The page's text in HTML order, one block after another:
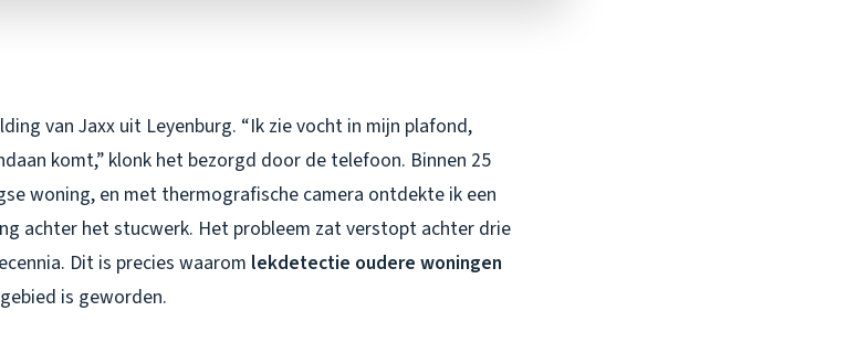
van Jaxx uit Leyenburg. “Ik zie vocht in mijn plafond,
komt,” klonk het bezorgd door de telefoon. Binnen 25
woning, en met thermografische camera ontdekte ik een
achter het stucwerk. Het probleem zat verstopt achter drie
Dit is precies waarom lekdetectie oudere woningen
is geworden.